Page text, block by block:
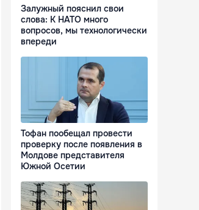
Залужный пояснил свои
слова: К НАТО много
вопросов, мы технологически
впереди
Тофан пообещал провести
проверку после появления в
Молдове представителя
Южной Осетии